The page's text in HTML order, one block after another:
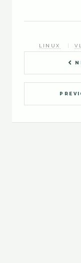
LINUX